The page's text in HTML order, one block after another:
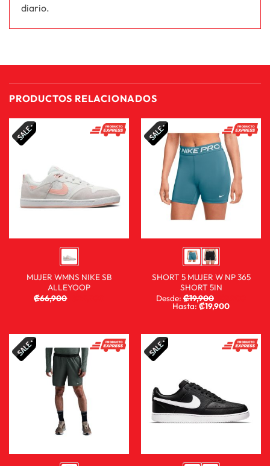
diario.
PRODUCTOS RELACIONADOS
MUJER WMNS NIKE SB
ALLEYOOP
₡66,900
SHORT 5 MUJER W NP 365
SHORT 5IN
Desde: ₡19,900
Hasta:₡19,900